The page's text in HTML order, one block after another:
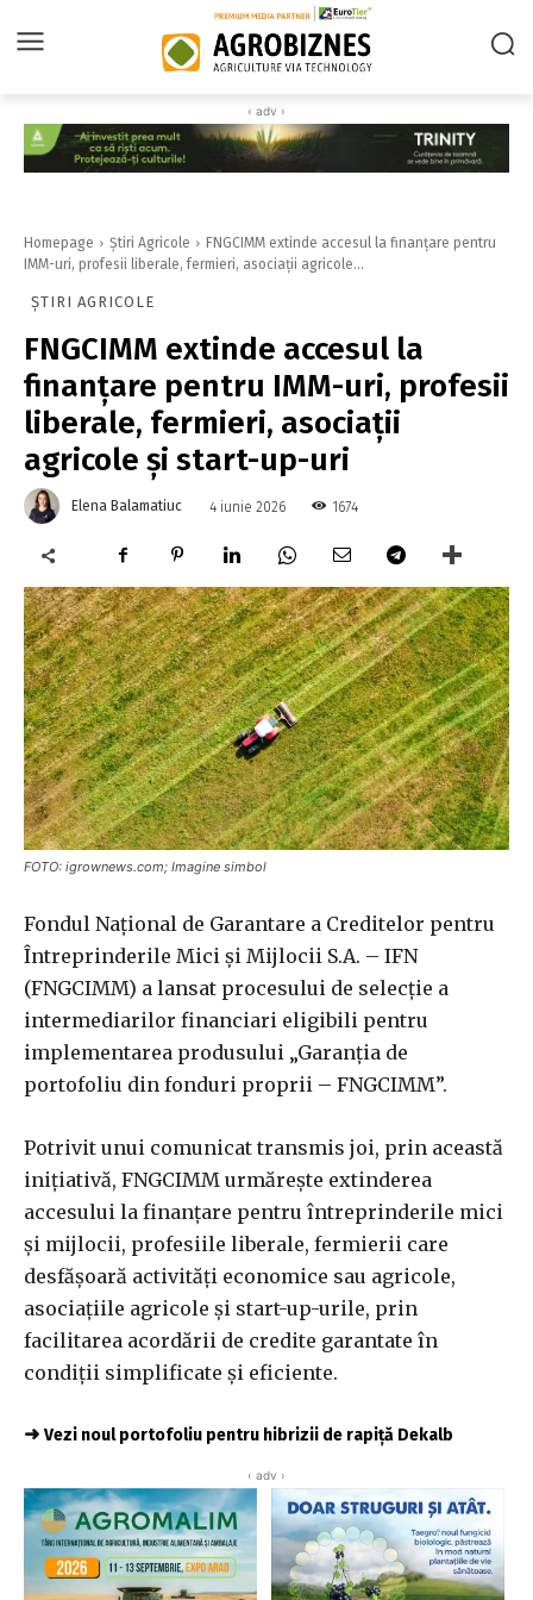
‹ adv ›
Homepage Știri Agricole
FNGCIMM extinde accesul la finanţare pentru
IMM-uri, profesii liberale, fermieri, asociaţii agricole...
ȘTIRI AGRICOLE
FNGCIMM extinde accesul la
finanţare pentru IMM-uri, profesii
liberale, fermieri, asociaţii
agricole şi start-up-uri
Elena Balamatiuc 4 iunie 2026 1674
FOTO: igrownews.com; Imagine simbol
Fondul Naţional de Garantare a Creditelor pentru
Întreprinderile Mici şi Mijlocii S.A. – IFN
(FNGCIMM) a lansat procesului de selecţie a
intermediarilor financiari eligibili pentru
implementarea produsului „Garanţia de
portofoliu din fonduri proprii – FNGCIMM”.
Potrivit unui comunicat transmis joi, prin această
iniţiativă, FNGCIMM urmăreşte extinderea
accesului la finanţare pentru întreprinderile mici
şi mijlocii, profesiile liberale, fermierii care
desfăşoară activităţi economice sau agricole,
asociaţiile agricole şi start-up-urile, prin
facilitarea acordării de credite garantate în
condiţii simplificate şi eficiente.
➜ Vezi noul portofoliu pentru hibrizii de rapiță Dekalb
‹ adv ›